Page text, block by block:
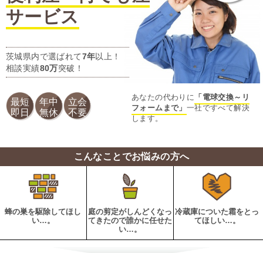
サービス
茨城県内で選ばれて7年以上！
相談実績80万突破！
最短
即日
年中
無休
立会
不要
あなたの代わりに 「電球交換～リ
フォームまで」 一社ですべて解決
します。
こんなことでお悩みの方へ
蜂の巣を駆除してほし
い…。
庭の剪定がしんどくなっ
てきたので誰かに任せた
い…。
冷蔵庫についた霜をとっ
てほしい…。